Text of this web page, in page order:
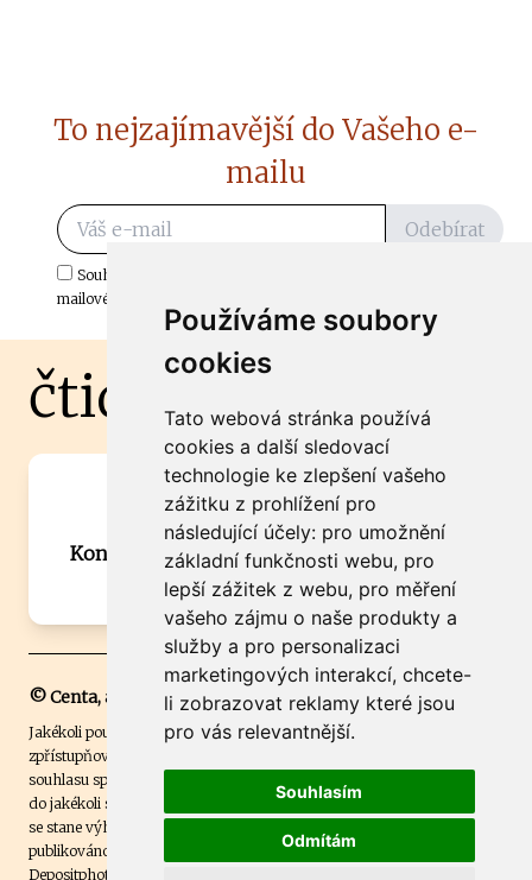
Používáme soubory
cookies
Tato webová stránka používá
cookies a další sledovací
technologie ke zlepšení vašeho
zážitku z prohlížení pro
následující účely: pro umožnění
základní funkčnosti webu, pro
lepší zážitek z webu, pro měření
vašeho zájmu o naše produkty a
služby a pro personalizaci
marketingových interakcí, chcete-
li zobrazovat reklamy které jsou
pro vás relevantnější.
Souhlasím
Odmítám
To nejzajímavější do Vašeho e-
mailu
Odebírat
Souhlasím s odběrem důležitých zpráv ze ČtiDoma.cz do mé e-
mailové schránky.
čtidoma.cz
Máte zajímavou informaci? Chcete
spolupracovat?
Kontaktujte šéfredaktora Martina Chalupu:
chalupa@ctidoma.cz
© Centa, a.s.
Jakékoli použití obsahu včetně převzetí, šíření či dalšího užití a
zpřístupňování textových či obrazových materiálů bez písemného
souhlasu společnosti Centa,a.s. je zakázáno. Čtenář svým přihlášením
do jakékoli soutěže na našem webu dává souhlas s tím, že v případě, že
se stane výhercem této soutěže, může být jeho jméno na webu
publikováno. Centa, a.s. využívala licenci ČTK a využívá fotografie z
Depositphotos